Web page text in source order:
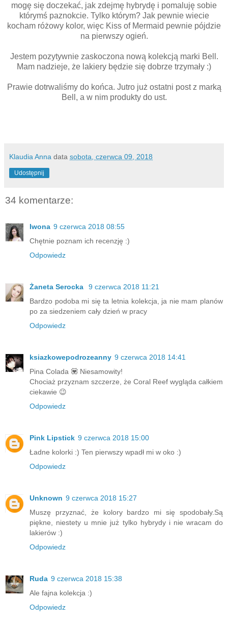
mogę się doczekać, jak zdejmę hybrydę i pomaluję sobie
którymś paznokcie. Tylko którym? Jak pewnie wiecie
kocham różowy kolor, więc Kiss of Mermaid pewnie pójdzie
na pierwszy ogień.
Jestem pozytywnie zaskoczona nową kolekcją marki Bell.
Mam nadzieje, że lakiery będzie się dobrze trzymały :)
Prawie dotrwaliśmy do końca. Jutro już ostatni post z marką
Bell, a w nim produkty do ust.
Klaudia Anna data sobota, czerwca 09, 2018
Udostępnij
34 komentarze:
Iwona 9 czerwca 2018 08:55
Chętnie poznam ich recenzję :)
Odpowiedz
Żaneta Serocka
9 czerwca 2018 11:21
Bardzo podoba mi się ta letnia kolekcja, ja nie mam planów
po za siedzeniem cały dzień w pracy
Odpowiedz
ksiazkowepodrozeanny 9 czerwca 2018 14:41
Pina Colada 💟 Niesamowity!
Chociaż przyznam szczerze, że Coral Reef wygląda całkiem
ciekawie 😉
Odpowiedz
Pink Lipstick 9 czerwca 2018 15:00
Ładne kolorki :) Ten pierwszy wpadł mi w oko :)
Odpowiedz
Unknown 9 czerwca 2018 15:27
Muszę przyznać, że kolory bardzo mi się spodobały.Są
piękne, niestety u mnie już tylko hybrydy i nie wracam do
lakierów :)
Odpowiedz
Ruda 9 czerwca 2018 15:38
Ale fajna kolekcja :)
Odpowiedz